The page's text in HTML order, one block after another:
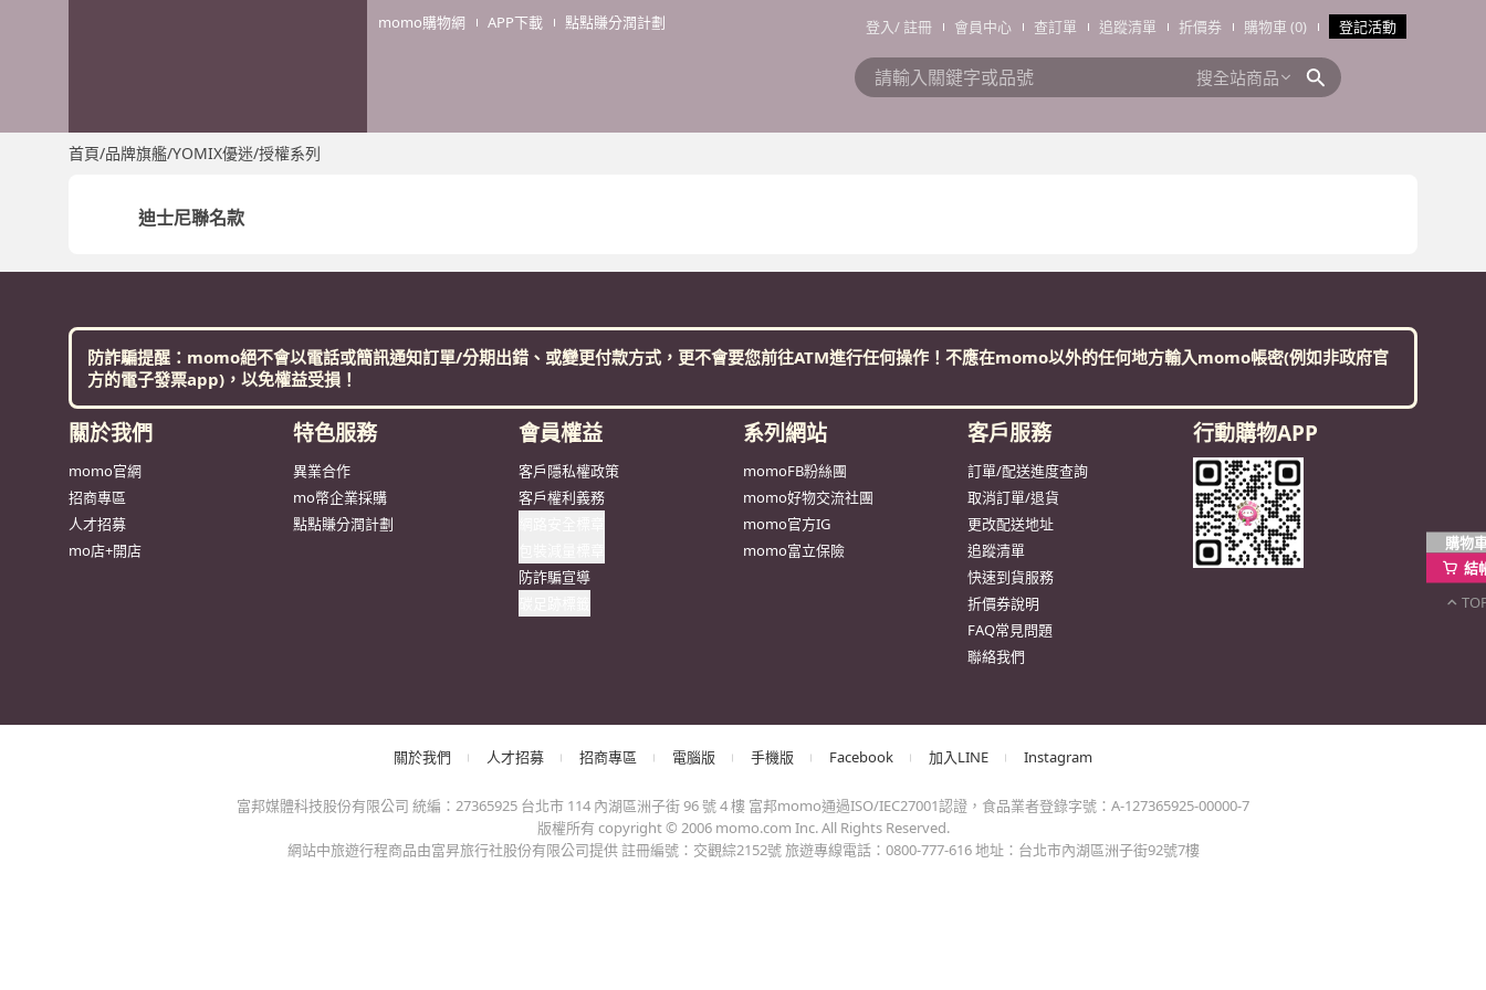
momo購物網 APP下載 點點賺分潤計劃 登入/註冊 會員中心 查訂單 追蹤清單 折價券 購物車 (0) 登記活動
搜全站商品
首頁/品牌旗艦/YOMIX優迷/授權系列
迪士尼聯名款
購物
結